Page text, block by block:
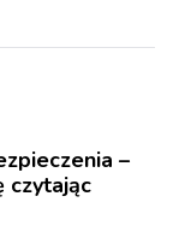
–
czytając